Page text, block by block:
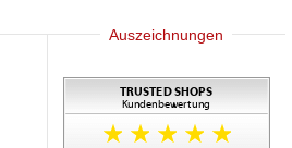
Auszeichnungen